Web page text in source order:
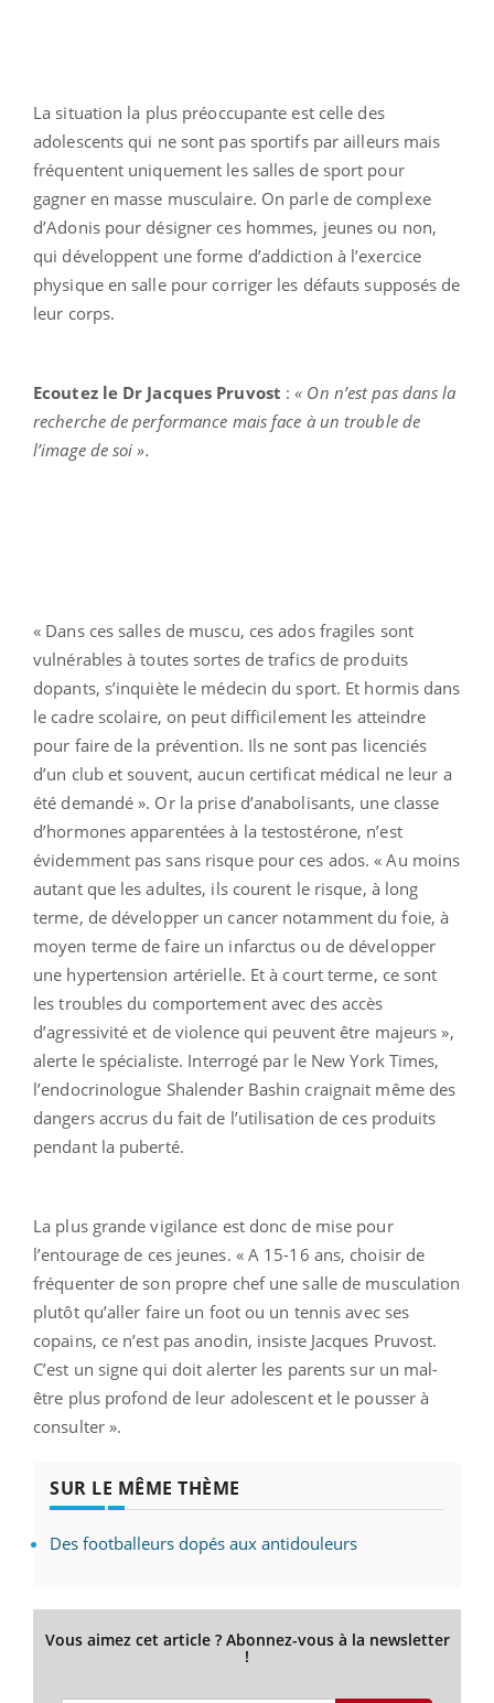
La situation la plus préoccupante est celle des
adolescents qui ne sont pas sportifs par ailleurs mais
fréquentent uniquement les salles de sport pour
gagner en masse musculaire. On parle de complexe
d’Adonis pour désigner ces hommes, jeunes ou non,
qui développent une forme d’addiction à l’exercice
physique en salle pour corriger les défauts supposés de
leur corps.
Ecoutez le Dr Jacques Pruvost :« On n’est pas dans la
recherche de performance mais face à un trouble de
l’image de soi ».
« Dans ces salles de muscu, ces ados fragiles sont
vulnérables à toutes sortes de trafics de produits
dopants, s’inquiète le médecin du sport. Et hormis dans
le cadre scolaire, on peut difficilement les atteindre
pour faire de la prévention. Ils ne sont pas licenciés
d’un club et souvent, aucun certificat médical ne leur a
été demandé ». Or la prise d’anabolisants, une classe
d’hormones apparentées à la testostérone, n’est
évidemment pas sans risque pour ces ados. « Au moins
autant que les adultes, ils courent le risque, à long
terme, de développer un cancer notamment du foie, à
moyen terme de faire un infarctus ou de développer
une hypertension artérielle. Et à court terme, ce sont
les troubles du comportement avec des accès
d’agressivité et de violence qui peuvent être majeurs »,
alerte le spécialiste. Interrogé par le New York Times,
l’endocrinologue Shalender Bashin craignait même des
dangers accrus du fait de l’utilisation de ces produits
pendant la puberté.
La plus grande vigilance est donc de mise pour
l’entourage de ces jeunes. « A 15-16 ans, choisir de
fréquenter de son propre chef une salle de musculation
plutôt qu’aller faire un foot ou un tennis avec ses
copains, ce n’est pas anodin, insiste Jacques Pruvost.
C’est un signe qui doit alerter les parents sur un mal-
être plus profond de leur adolescent et le pousser à
consulter ».
SUR LE MÊME THÈME
Des footballeurs dopés aux antidouleurs
Vous aimez cet article ? Abonnez-vous à la newsletter
!